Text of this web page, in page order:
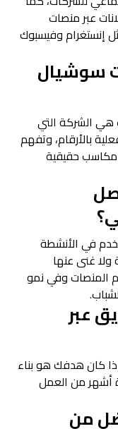
عبر منصات
إنستغرام وفيسبوك
سوشيال
هي الشركة التي
بالأرقام، وتفهم
مكاسب حقيقية
في الأنشطة
ولا غنى عنها
المنصات وفي نمو
عبر
إذا كان هدفك هو بناء
أشهر من العمل
من